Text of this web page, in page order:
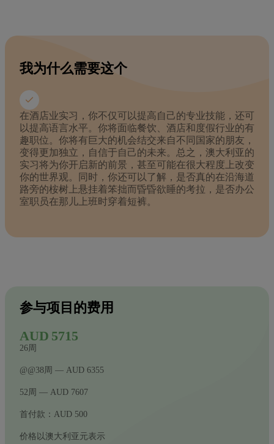
我为什么需要这个
在酒店业实习，你不仅可以提高自己的专业技能，还可
以提高语言水平。你将面临餐饮、酒店和度假行业的有
趣职位。你将有巨大的机会结交来自不同国家的朋友，
变得更加独立，自信于自己的未来。总之，澳大利亚的
实习将为你开启新的前景，甚至可能在很大程度上改变
你的世界观。同时，你还可以了解，是否真的在沿海道
路旁的桉树上悬挂着笨拙而昏昏欲睡的考拉，是否办公
室职员在那儿上班时穿着短裤。
参与项目的费用
AUD 5715
26周
@@38周 — AUD 6355
52周 — AUD 7607
首付款：AUD 500
价格以澳大利亚元表示